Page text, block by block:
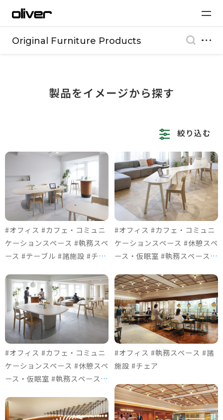
Original Furniture Products
製品をイメージから探す
絞り込む
#オフィス #カフェ・コミュニ
ケーションスペース #執務スペ
ース #テーブル #諸施設 #チェ
#オフィス #カフェ・コミュニ
ケーションスペース #休憩スペ
ース・仮眠室 #執務スペース #
ビーチェア #チェア
#オフィス #カフェ・コミュニ
ケーションスペース #休憩スペ
ース・仮眠室 #執務スペース #
ビーチェア #チェア
#オフィス #執務スペース #諸
施設 #チェア